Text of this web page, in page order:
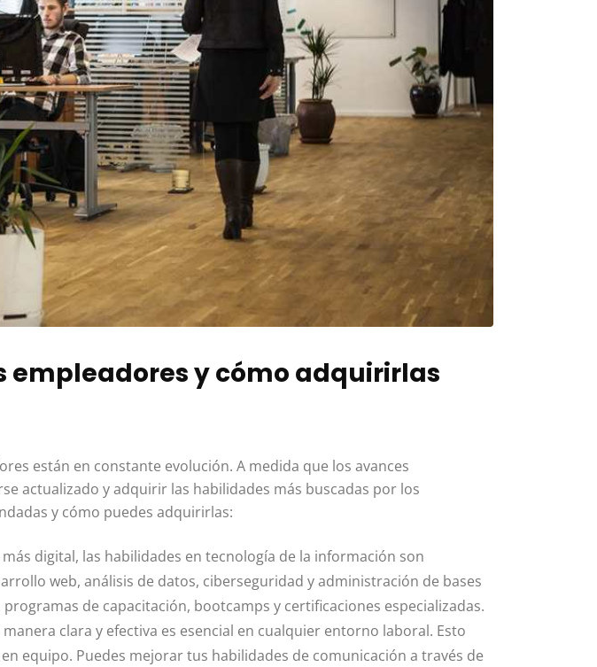
empleadores y cómo adquirirlas
están en constante evolución. A medida que los avances
actualizado y adquirir las habilidades más buscadas por los
y cómo puedes adquirirlas:
digital, las habilidades en tecnología de la información son
web, análisis de datos, ciberseguridad y administración de bases
de capacitación, bootcamps y certificaciones especializadas.
clara y efectiva es esencial en cualquier entorno laboral. Esto
equipo. Puedes mejorar tus habilidades de comunicación a través de